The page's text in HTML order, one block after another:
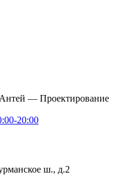
— Проектирование
20:00
ш., д.2